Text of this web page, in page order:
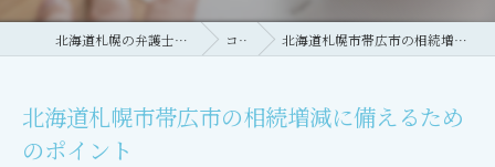
北海道札幌の弁護士なら吉原法律事務所 コラム 北海道札幌市帯広市の相続増減に備えるためのポイント
北海道札幌市帯広市の相続増減に備えるため
のポイント